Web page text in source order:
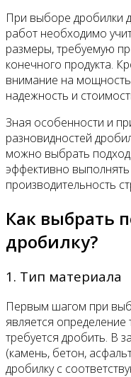
При выборе дробилки
работ необходимо
размеры, требуемую
конечного продукта.
внимание на
надежность и
Зная особенности и
разновидностей
можно выбрать
эффективно
производительность
Как выбрать
дробилку?
1. Тип материала
Первым шагом при
является
требуется дробить. В
(камень, бетон,
дробилку с